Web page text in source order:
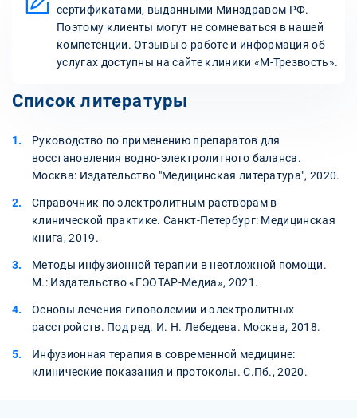
сертификатами, выданными Минздравом РФ.
Поэтому клиенты могут не сомневаться в нашей
компетенции. Отзывы о работе и информация об
услугах доступны на сайте клиники «‎М-Трезвость».
Список литературы
Руководство по применению препаратов для
восстановления водно-электролитного баланса.
Москва: Издательство "Медицинская литература", 2020.
Справочник по электролитным растворам в
клинической практике. Санкт-Петербург: Медицинская
книга, 2019.
Методы инфузионной терапии в неотложной помощи.
М.: Издательство «ГЭОТАР-Медиа», 2021.
Основы лечения гиповолемии и электролитных
расстройств. Под ред. И. Н. Лебедева. Москва, 2018.
Инфузионная терапия в современной медицине:
клинические показания и протоколы. С.Пб., 2020.